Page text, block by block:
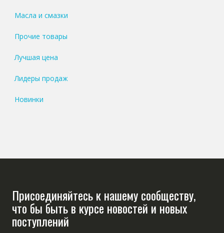
Масла и смазки
Прочие товары
Лучшая цена
Лидеры продаж
Новинки
Присоединяйтесь к нашему сообществу,
что бы быть в курсе новостей и новых
поступлений